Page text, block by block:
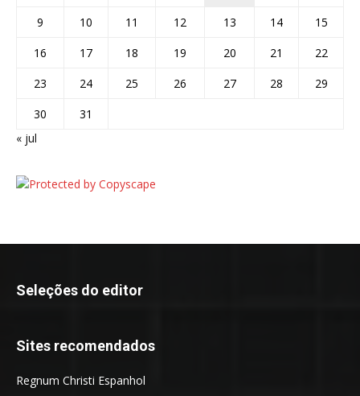
9
10 11 12 13 14
15
16
17 18 19 20 21
22
23
24 25 26 27 28
29
30
31
« jul
Seleções do editor
Sites recomendados
Regnum Christi Espanhol